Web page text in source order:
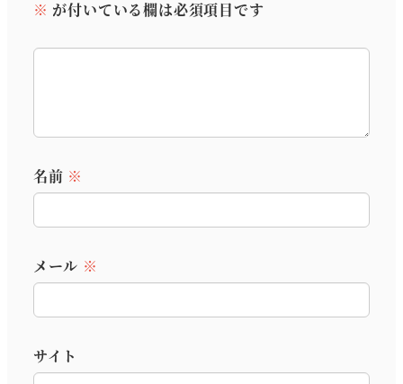
※ が付いている欄は必須項目です
名前 ※
メール ※
サイト